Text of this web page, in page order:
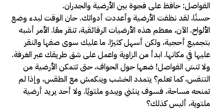
الفواصل: حافظ على فجوة بين الأرضية والجدران.
حسنًا، لقد نظفت الأرضية وأعددت أدواتك. حان الوقت لبدء وضع
الألواح. الآن، معظم هذه الأرضيات الرقائقية، تنقر معًا. الأمر أشبه
بتجميع أحجية، ولكن أسهل كثيرًا. ما عليك سوى صفها والنقر
عليها في مكانها. ابدأ من الزاوية واعمل على شق طريقك عبر الغرفة.
ولا تنسَ الفواصل! ضعها حول الحواف، حتى تتمكن الأرضية من
التنفس، كما تعلم؟ يتمدد الخشب وينكمش مع الطقس، وإذا لم
تمنحه مساحة، فسوف ينثني ويبدو ملتويًا. ولا أحد يريد أرضية
ملتوية، أليس كذلك؟